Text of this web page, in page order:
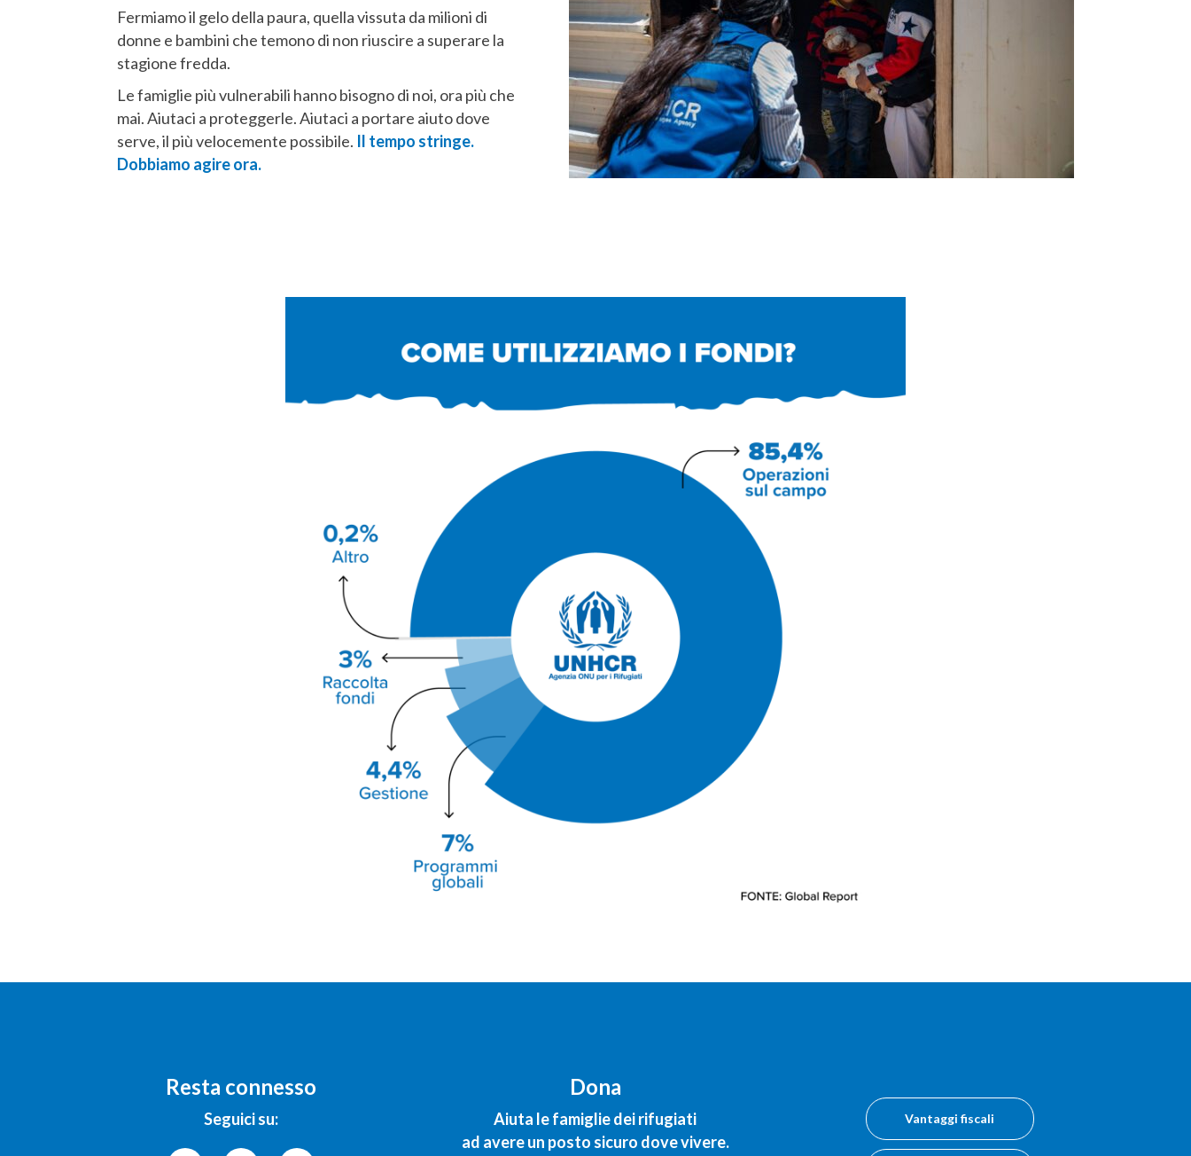
Fermiamo il gelo della paura, quella vissuta da milioni di
donne e bambini che temono di non riuscire a superare la
stagione fredda.
Le famiglie più vulnerabili hanno bisogno di noi, ora più che
mai. Aiutaci a proteggerle. Aiutaci a portare aiuto dove
serve, il più velocemente possibile. Il tempo stringe.
Dobbiamo agire ora.
Resta connesso
Seguici su:
Dona
Aiuta le famiglie dei rifugiati
ad avere un posto sicuro dove vivere.
Vantaggi fiscali